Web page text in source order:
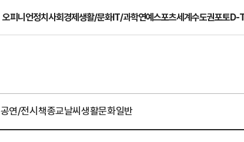
오피니언정치사회경제생활/문화IT/과학연예스포츠세계수도권포토D-
공연/전시책종교날씨생활문화일반